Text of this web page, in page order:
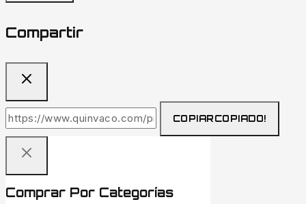
Compartir
COPIARCOPIADO!
Comprar Por Categorías